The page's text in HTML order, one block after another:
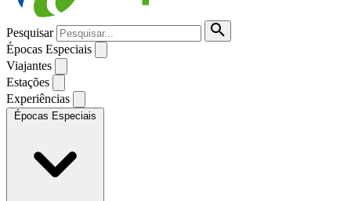
Pesquisar
Épocas Especiais
Viajantes
Estações
Experiências
Épocas Especiais